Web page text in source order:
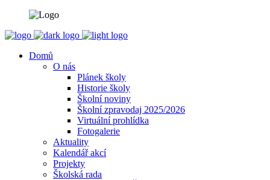
Domů
O nás
Plánek školy
Historie školy
Školní noviny
Školní zpravodaj 2025/2026
Virtuální prohlídka
Fotogalerie
Aktuality
Kalendář akcí
Projekty
Školská rada